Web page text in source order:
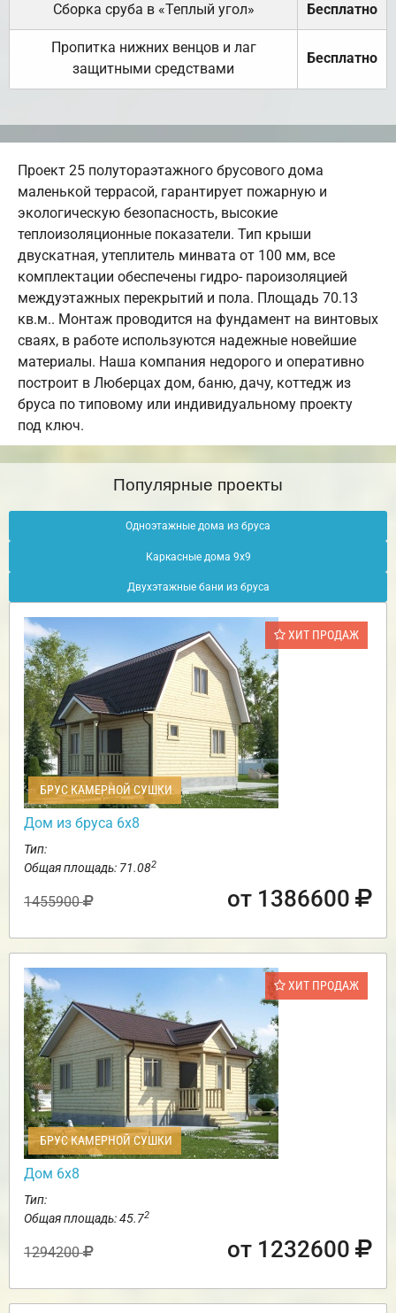
Сборка сруба в «Теплый угол» Бесплатно
Пропитка нижних венцов и лаг
защитными средствами
Бесплатно
Проект 25 полутораэтажного брусового дома
маленькой террасой, гарантирует пожарную и
экологическую безопасность, высокие
теплоизоляционные показатели. Тип крыши
двускатная, утеплитель минвата от 100 мм, все
комплектации обеспечены гидро- пароизоляцией
междуэтажных перекрытий и пола. Площадь 70.13
кв.м.. Монтаж проводится на фундамент на винтовых
сваях, в работе используются надежные новейшие
материалы. Наша компания недорого и оперативно
построит в Люберцах дом, баню, дачу, коттедж из
бруса по типовому или индивидуальному проекту
под ключ.
Популярные проекты
Одноэтажные дома из бруса
Каркасные дома 9х9
Двухэтажные бани из бруса
ХИТ ПРОДАЖ
БРУС КАМЕРНОЙ СУШКИ
Дом из бруса 6х8
Тип:
Общая площадь: 71.082
1455900 от 1386600
ХИТ ПРОДАЖ
БРУС КАМЕРНОЙ СУШКИ
Дом 6х8
Тип:
Общая площадь: 45.72
1294200 от 1232600